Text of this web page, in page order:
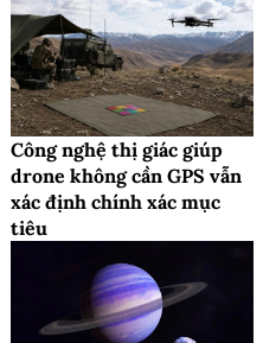
Công nghệ thị giác giúp
drone không cần GPS vẫn
xác định chính xác mục
tiêu